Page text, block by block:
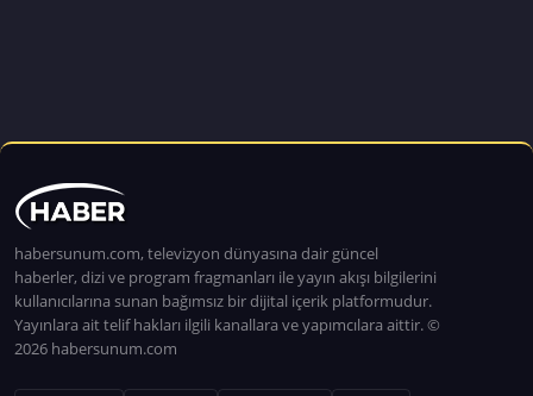
habersunum.com, televizyon dünyasına dair güncel
haberler, dizi ve program fragmanları ile yayın akışı bilgilerini
kullanıcılarına sunan bağımsız bir dijital içerik platformudur.
Yayınlara ait telif hakları ilgili kanallara ve yapımcılara aittir. ©
2026 habersunum.com